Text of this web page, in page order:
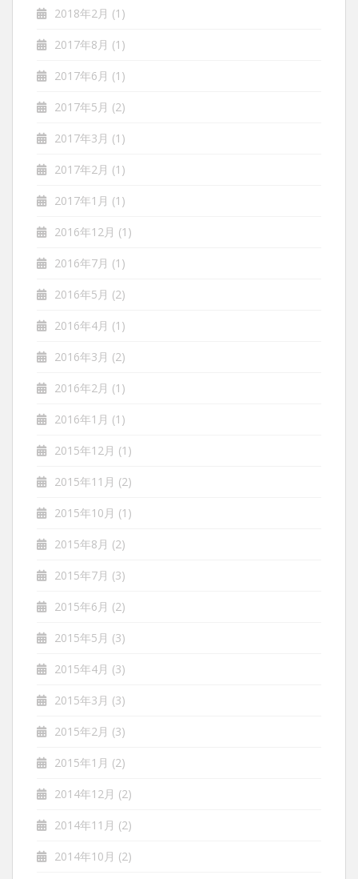
2018年2月 (1)
2017年8月 (1)
2017年6月 (1)
2017年5月 (2)
2017年3月 (1)
2017年2月 (1)
2017年1月 (1)
2016年12月 (1)
2016年7月 (1)
2016年5月 (2)
2016年4月 (1)
2016年3月 (2)
2016年2月 (1)
2016年1月 (1)
2015年12月 (1)
2015年11月 (2)
2015年10月 (1)
2015年8月 (2)
2015年7月 (3)
2015年6月 (2)
2015年5月 (3)
2015年4月 (3)
2015年3月 (3)
2015年2月 (3)
2015年1月 (2)
2014年12月 (2)
2014年11月 (2)
2014年10月 (2)